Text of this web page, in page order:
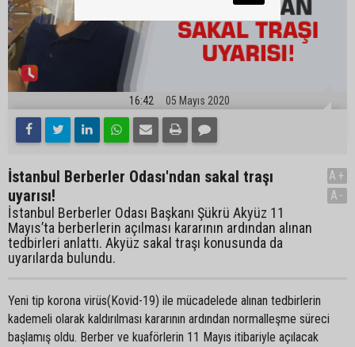
16:42 05 Mayıs 2020
İstanbul Berberler Odası'ndan sakal traşı
uyarısı!
İstanbul Berberler Odası Başkanı Şükrü Akyüz 11
Mayıs’ta berberlerin açılması kararının ardından alınan
tedbirleri anlattı. Akyüz sakal traşı konusunda da
uyarılarda bulundu.
A+
A-
Yeni tip korona virüs(Kovid-19) ile mücadelede alınan tedbirlerin
kademeli olarak kaldırılması kararının ardından normalleşme süreci
başlamış oldu. Berber ve kuaförlerin 11 Mayıs itibariyle açılacak